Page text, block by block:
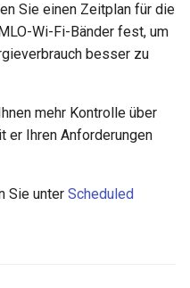
Sie einen Zeitplan für die
Wi-Fi-Bänder fest, um
besser zu
mehr Kontrolle über
er Ihren Anforderungen
Sie unter Scheduled